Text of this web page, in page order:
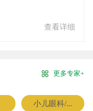
查看详细
更多专家+
小儿眼科/...